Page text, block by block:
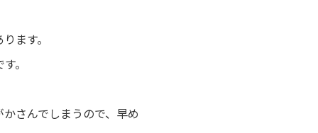
ます。
。
さんでしまうので、早め